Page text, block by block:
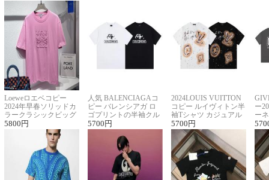
Loeweロエベコピー
2024年早春ソリッドカ
ラークラシックビッグ
ロゴ刺繍Tシャツ
5800 円
人気 BALENCIAGAコ
ピー バレンシアガ ロ
ゴプリントの半袖クル
ーネックTシャツ
5700 円
2024LOUIS VUITTON
コピー ルイヴィトン半
袖Tシャツ カジュアル
に馴染む 2色展開
5700 円
ー
ー
ー